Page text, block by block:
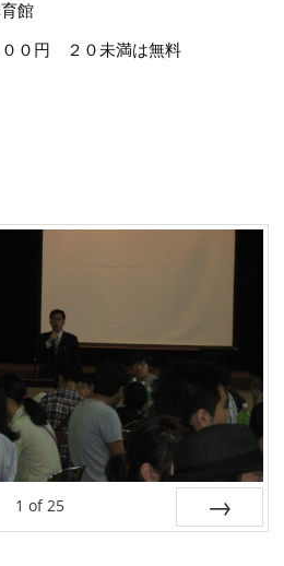
館
０円 ２０未満は無料
1 of 25